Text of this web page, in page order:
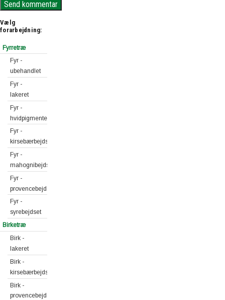
Vælg
forarbejdning:
Fyrretræ
Fyr -
ubehandlet
Fyr -
lakeret
Fyr -
hvidpigmenteret
Fyr -
kirsebærbejdset
Fyr -
mahognibejdset
Fyr -
provencebejdset
Fyr -
syrebejdset
Birketræ
Birk -
lakeret
Birk -
kirsebærbejdset
Birk -
provencebejdset